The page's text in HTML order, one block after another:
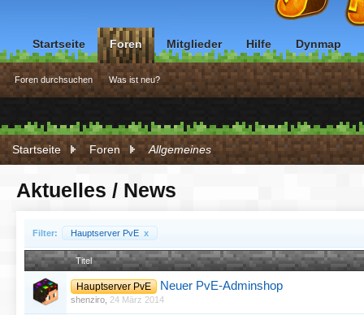
Startseite Foren Allgemeines
Aktuelles / News
Filter: Hauptserver PvE x
Titel
Hauptserver PvE Neuer PvE-Adminshop
shenziro 24 März 2014
Startseite Foren
Foren durchsuchen Was ist neu?
Mitglieder Hilfe Dynmap